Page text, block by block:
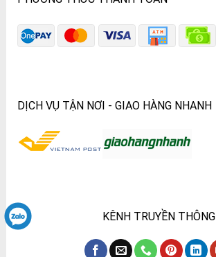
DỊCH VỤ TẬN NƠI - GIAO HÀNG NHANH
KÊNH TRUYỀN THÔNG